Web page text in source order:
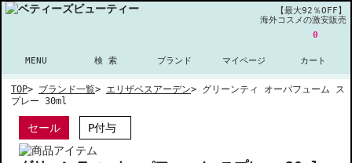
【最大92％OFF】
海外コスメの激安販売
MENU 検 索 ブランド マイページ
0
カート
TOP> ブランド一覧> エリザベスアーデン> グリーンティ オーパフューム ス
プレー 30ml
セール P付与